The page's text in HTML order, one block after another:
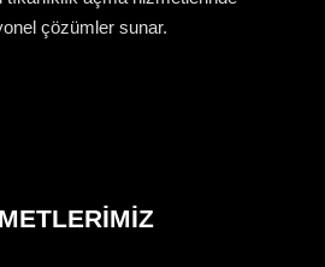
çözümler sunar.